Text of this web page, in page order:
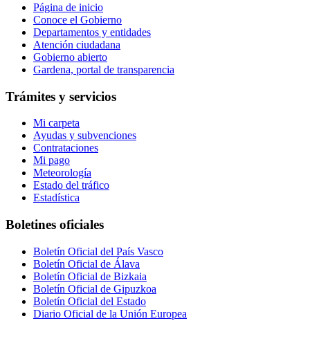
Página de inicio
Conoce el Gobierno
Departamentos y entidades
Atención ciudadana
Gobierno abierto
Gardena, portal de transparencia
Trámites y servicios
Mi carpeta
Ayudas y subvenciones
Contrataciones
Mi pago
Meteorología
Estado del tráfico
Estadística
Boletines oficiales
Boletín Oficial del País Vasco
Boletín Oficial de Álava
Boletín Oficial de Bizkaia
Boletín Oficial de Gipuzkoa
Boletín Oficial del Estado
Diario Oficial de la Unión Europea